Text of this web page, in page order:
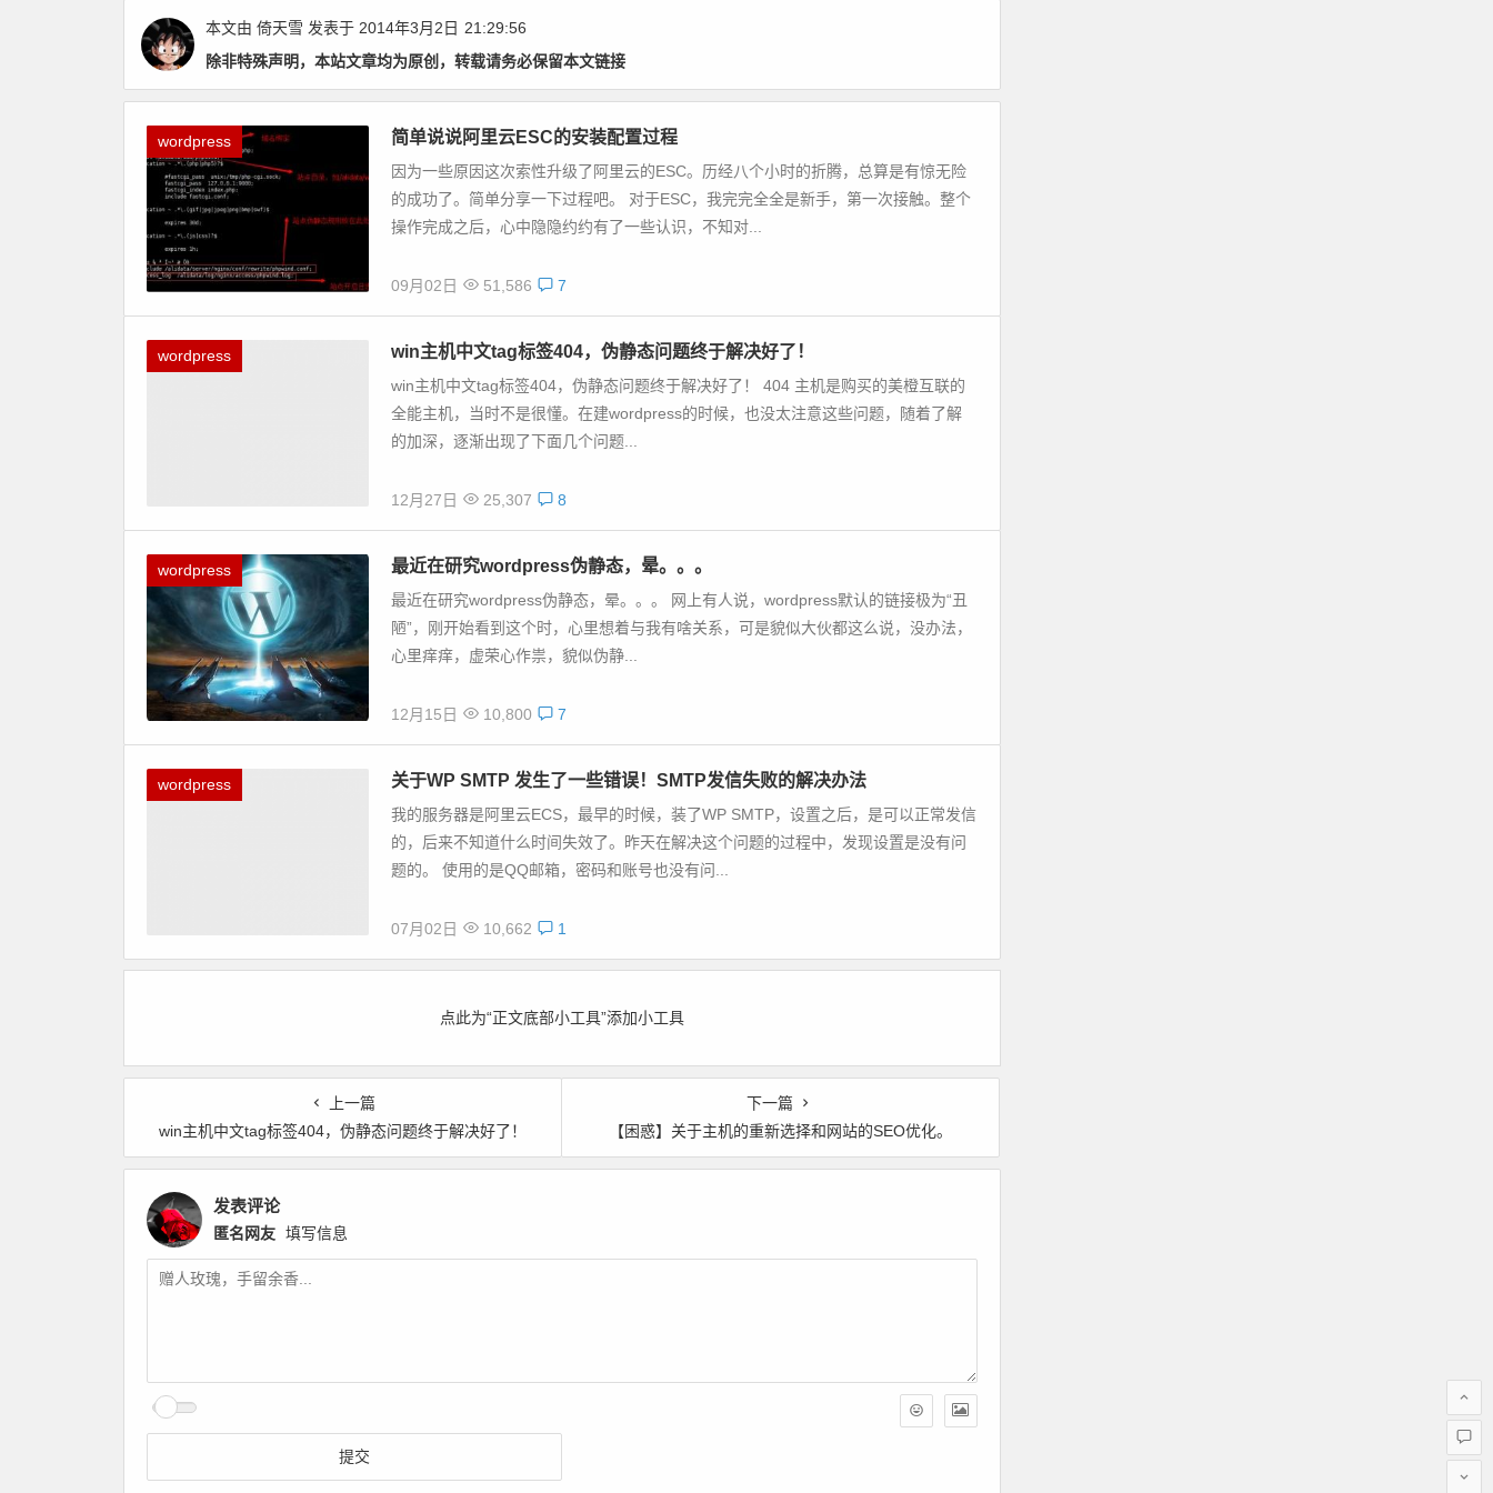
本文由 倚天雪 发表于 2014年3月2日 21:29:56
除非特殊声明，本站文章均为原创，转载请务必保留本文链接
wordpress 简单说说阿里云ESC的安装配置过程
因为一些原因这次索性升级了阿里云的ESC。历经八个小时的折腾，总算是有惊无险
的成功了。简单分享一下过程吧。 对于ESC，我完完全全是新手，第一次接触。整个
操作完成之后，心中隐隐约约有了一些认识，不知对...
09月02日 51,586 7
wordpress win主机中文tag标签404，伪静态问题终于解决好了！
win主机中文tag标签404，伪静态问题终于解决好了！ 404 主机是购买的美橙互联的
全能主机，当时不是很懂。在建wordpress的时候，也没太注意这些问题，随着了解
的加深，逐渐出现了下面几个问题...
12月27日 25,307 8
wordpress 最近在研究wordpress伪静态，晕。。。
最近在研究wordpress伪静态，晕。。。 网上有人说，wordpress默认的链接极为“丑
陋”，刚开始看到这个时，心里想着与我有啥关系，可是貌似大伙都这么说，没办法，
心里痒痒，虚荣心作祟，貌似伪静...
12月15日 10,800 7
wordpress 关于WP SMTP 发生了一些错误！SMTP发信失败的解决办法
我的服务器是阿里云ECS，最早的时候，装了WP SMTP，设置之后，是可以正常发信
的，后来不知道什么时间失效了。昨天在解决这个问题的过程中，发现设置是没有问
题的。 使用的是QQ邮箱，密码和账号也没有问...
07月02日 10,662 1
点此为“正文底部小工具”添加小工具
上一篇
win主机中文tag标签404，伪静态问题终于解决好了！
下一篇
【困惑】关于主机的重新选择和网站的SEO优化。
发表评论
匿名网友 填写信息